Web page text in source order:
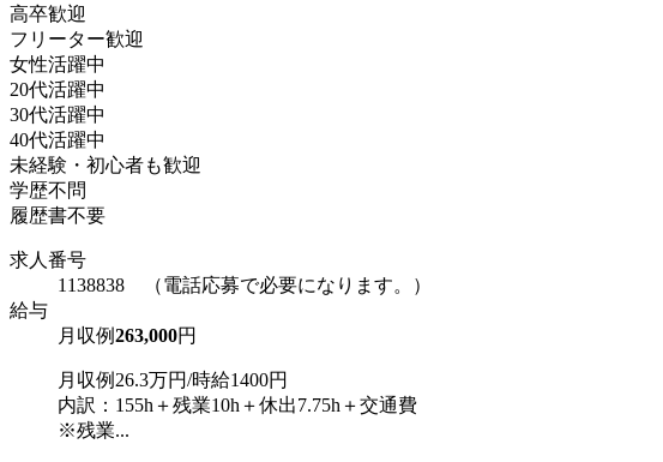
高卒歓迎
フリーター歓迎
女性活躍中
20代活躍中
30代活躍中
40代活躍中
未経験・初心者も歓迎
学歴不問
履歴書不要
求人番号
1138838 （電話応募で必要になります。）
給与
月収例263,000円
月収例26.3万円/時給1400円
内訳：155h＋残業10h＋休出7.75h＋交通費
※残業...